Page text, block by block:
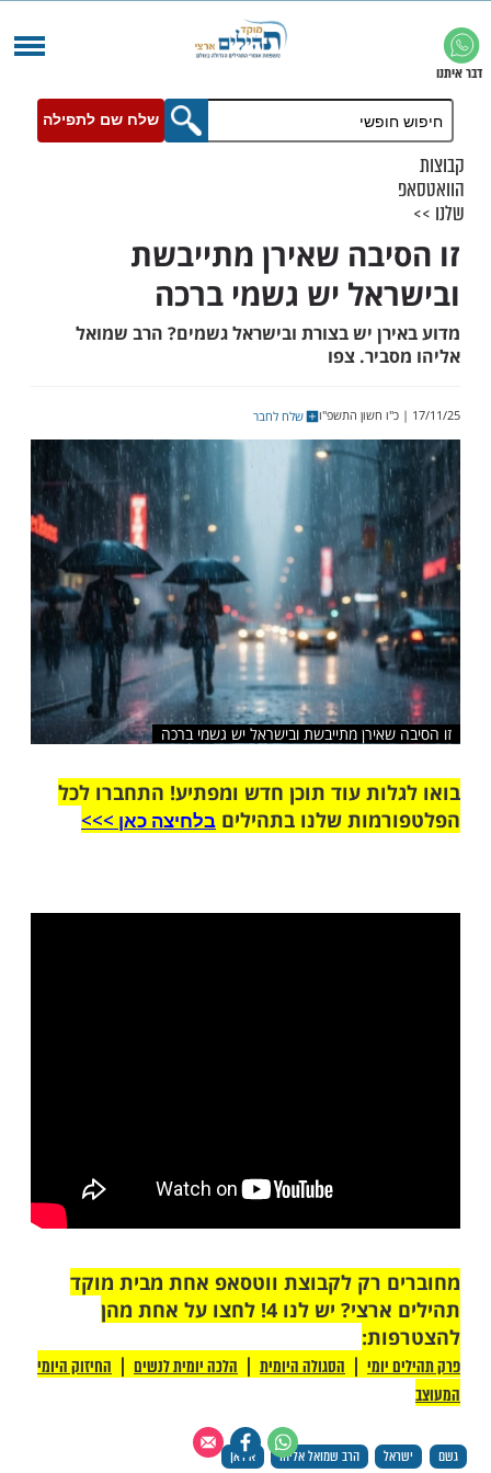
שלח שם לתפילה
שאירן מתייבשת
יש גשמי ברכה
יש בצורת ובישראל גשמים? הרב שמואל
צפו
שלח לחבר
מתייבשת ובישראל יש גשמי ברכה